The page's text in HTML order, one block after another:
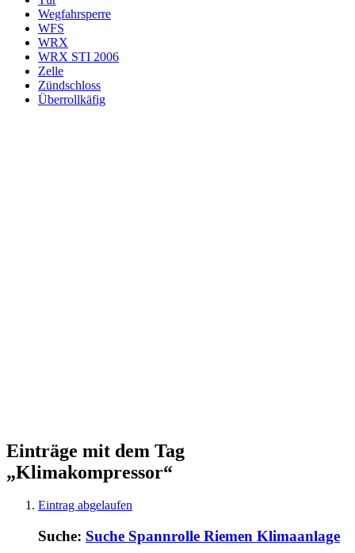
Wegfahrsperre
WFS
WRX
WRX STI 2006
Zelle
Zündschloss
Überrollkäfig
Einträge mit dem Tag
„Klimakompressor“
Eintrag abgelaufen
Suche: Suche Spannrolle Riemen Klimaanlage